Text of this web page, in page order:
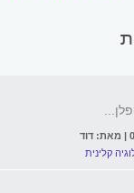
קלינית